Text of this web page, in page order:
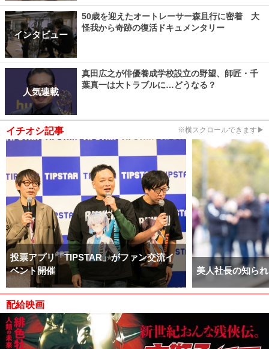
インタビュー
50歳を迎えたオートレーサー森且行に密着 大
怪我から奇跡の復活ドキュメンタリー
人気連載
真田広之が俳優養成学校設立の野望、師匠・千
葉真一は大トラブルに…どうなる？
イチオシ記事 ※横スクロールできます▶
投票アプリ「TIPSTAR」がファン交流イ
ベント開催
美人社長の知ら
配給映画